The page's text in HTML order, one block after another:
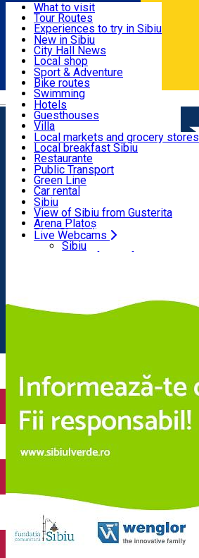
Română
Useful info
Activities & Adventure
Accommodation
Food, Drinks & Nightlife
Transport & Parking
Live Webcams
What to visit
Tour Routes
Experiences to try in Sibiu
Podcast
Culture
Museums
Churches
Parks, Zoo
County of Sibiu
New in Sibiu
City Hall News
Local shop
Sibiu artisans
Sibiul Verde
Public services
Education
How do I get to Sibiu
Tourist Info
Tour Guides
Guided tours
Publicații locale
Beauty salons
Sport & Adventure
Bike routes
Swimming
Riding
Indoor activities
Loc de joacă indoor
Loc de joacă outdoor
Ski
Ice skating
Yoga
Hotels
Guesthouses
Villa
Hostels
Motel
Camping
Renting rooms
Rooms for rent
Accommodation outside Sibiu
Local markets and grocery stores
Local breakfast Sibiu
Restaurante
Pizza
Fast Food
Coffee
Sweets
Pub, Bar
Night clubs
Bakeries
Public Transport
Green Line
Car rental
Rent a bike
Scooter rentals
Taxi
Ride Sharing
Parking tickets
Parking places
Sibiu
View of Sibiu from Gusterita
Arena Platoș
Live Webcams
Sibiu
View of Sibiu from Gusterita
Home Organization